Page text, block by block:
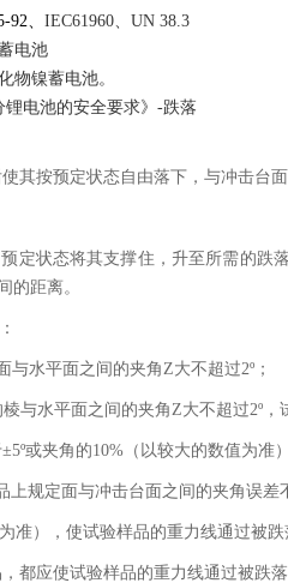
92、 IEC61960、UN 38.3
电池
物镍蓄电池。
电池的安全要求》 -跌落
其按预定状态自由落下，与冲击台
定状态将其支撑住，升至所需的
的距离。
水平面之间的夹角Z大不超过2º；
与水平面之间的夹角Z大不超过2º，
或夹角的10%（以较大的数值为
上规定面与冲击台面之间的夹角误差
准），使试验样品的重力线通过被
都应使试验样品的重力线通过被跌